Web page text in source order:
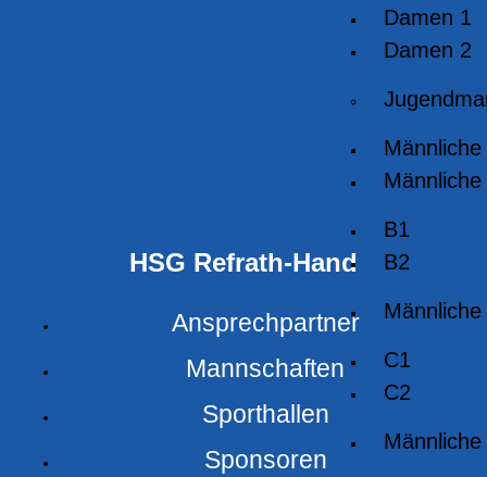
Damen 1
Damen 2
B1
B2
C1
C2
HSG Refrath-Hand
Ansprechpartner
Mannschaften
Sporthallen
Sponsoren